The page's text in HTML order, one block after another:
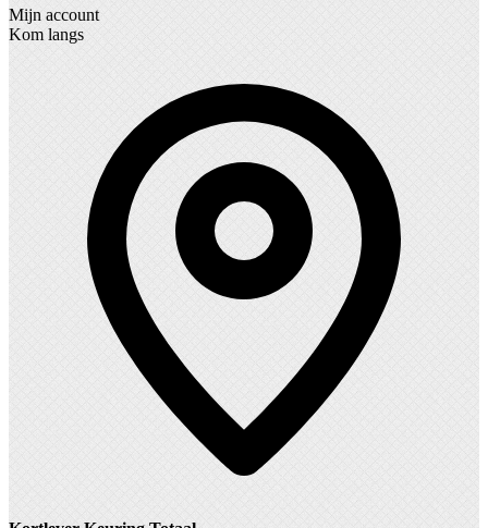
Mijn account
Kom langs